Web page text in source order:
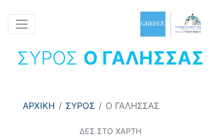
ΣΥΡΟΣ Ο ΓΑΛΗΣΣΑΣ
ΑΡΧΙΚΗ ΣΥΡΟΣ Ο ΓΑΛΗΣΣΑΣ
ΔΕΣ ΣΤΟ ΧΑΡΤΗ